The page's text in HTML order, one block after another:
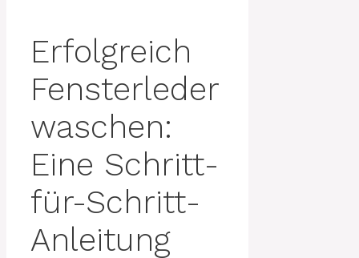
Erfolgreich
Fensterleder
waschen:
Eine Schritt-
für-Schritt-
Anleitung